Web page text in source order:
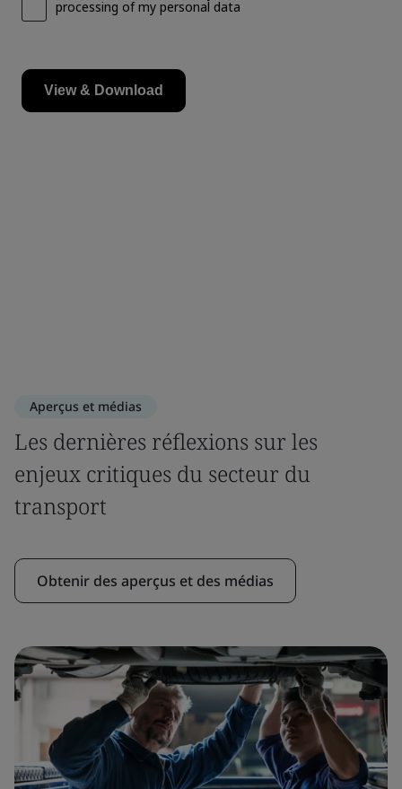
Aperçus et médias
Les dernières réflexions sur les
enjeux critiques du secteur du
transport
Obtenir des aperçus et des médias